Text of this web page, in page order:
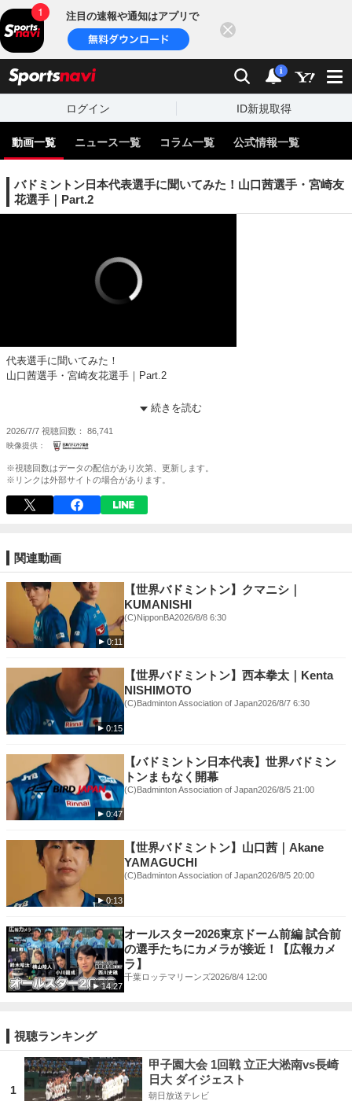
注目の速報や通知はアプリで
検索 通知
i
ログイン ID新規取得
動画一覧 ニュース一覧 コラム一覧 公式情報一覧
バドミントン日本代表選手に聞いてみた！山口茜選手・宮崎友
花選手｜Part.2
代表選手に聞いてみた！
山口茜選手・宮崎友花選手｜Part.2
-----------------------------------
ダイハツジャパンオープン2026
📅 2026/7/14（火）～ 7/19（日）
🏟 東京体育館
🎫 チケット・大会情報
続きを読む
2026/7/7 視聴回数 86,741
※視聴回数はデータの配信があり次第、更新します。
※リンクは外部サイトの場合があります。
関連動画
0:11
【世界バドミントン】クマニシ｜
KUMANISHI
(C)NipponBA2026/8/8 6:30
0:15
【世界バドミントン】西本拳太｜Kenta
NISHIMOTO
(C)Badminton Association of Japan2026/8/7 6:30
0:47
【バドミントン日本代表】世界バドミン
トンまもなく開幕
(C)Badminton Association of Japan2026/8/5 21:00
0:13
【世界バドミントン】山口茜｜Akane
YAMAGUCHI
(C)Badminton Association of Japan2026/8/5 20:00
14:27
オールスター2026東京ドーム前編 試合前
の選手たちにカメラが接近！【広報カメ
ラ】
千葉ロッテマリーンズ2026/8/4 12:00
視聴ランキング
1
甲子園大会 1回戦 立正大淞南vs長崎
日大 ダイジェスト
朝日放送テレビ